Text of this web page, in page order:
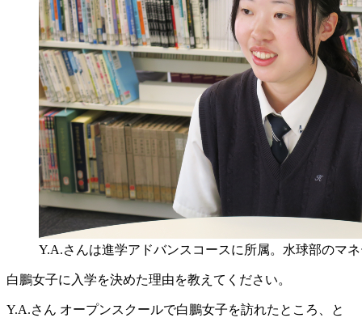
Y.A.さんは進学アドバンスコースに所属。水球部のマ
白鵬女子に入学を決めた理由を教えてください。
Y.A.さん オープンスクールで白鵬女子を訪れたところ、と